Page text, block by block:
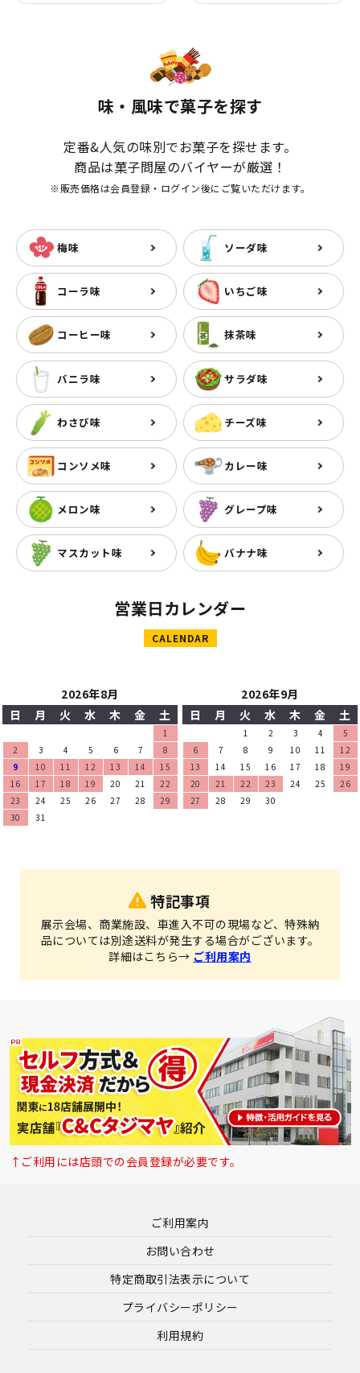
味・風味で菓子を探す
定番&人気の味別でお菓子を探せます。
商品は菓子問屋のバイヤーが厳選！
※販売価格は会員登録・ログイン後にご覧いただけます。
梅味 ソーダ味
コーラ味 いちご味
コーヒー味 抹茶味
バニラ味 サラダ味
わさび味 チーズ味
コンソメ味 カレー味
メロン味 グレープ味
マスカット味 バナナ味
営業日カレンダー
CALENDAR
2026年8月
日
月 火 水 木 金 土
1
2
3 4 5 6 7
8
9
10 11 12 13 14
15
16
17 18 19 20 21
22
23
24 25 26 27 28
29
30
31
2026年9月
日
月 火 水 木 金 土
1 2 3 4
5
6
7 8 9 10 11
12
13
14 15 16 17 18
19
20
21 22 23 24 25
26
27
28 29 30
特記事項
展示会場、商業施設、車進入不可の現場など、特殊納
品については別途送料が発生する場合がございます。
詳細はこちら→ ご利用案内
↑ご利用には店頭での会員登録が必要です。
ご利用案内
お問い合わせ
特定商取引法表示について
プライバシーポリシー
利用規約